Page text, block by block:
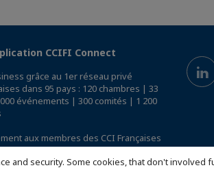
and security. Some cookies, that don't
CCIFI Connect
grâce au 1er réseau privé
dans 95 pays : 120 chambres | 33
événements | 300 comités | 1 200
aux membres des CCI Françaises
l'app CCIFI Connect.